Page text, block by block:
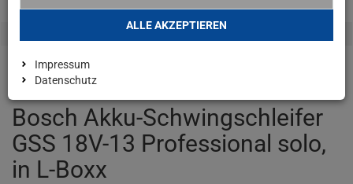
Bosch Akku-Schwingschleifer
GSS 18V-13 Professional solo,
in L-Boxx
ALLE AKZEPTIEREN
Impressum
Datenschutz